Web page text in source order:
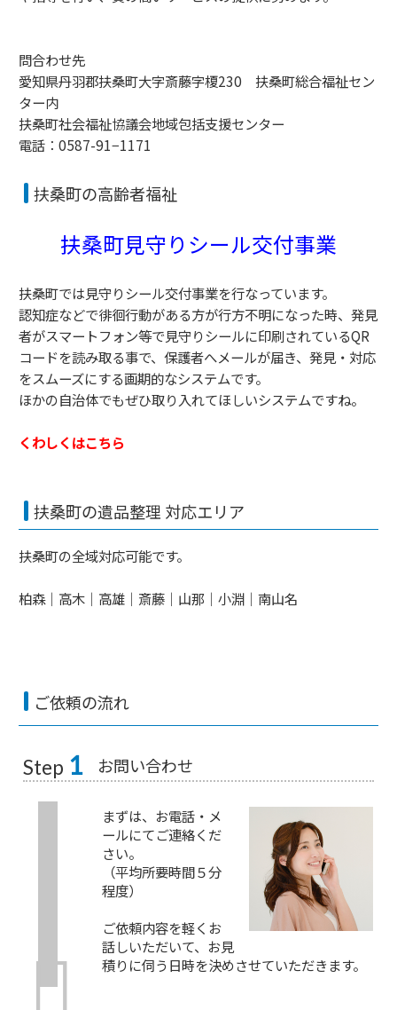
問合わせ先
愛知県丹羽郡扶桑町大字斎藤字榎230 扶桑町総合福祉セン
ター内
扶桑町社会福祉協議会地域包括支援センター
電話：0587-91−1171
扶桑町の高齢者福祉
扶桑町見守りシール交付事業
扶桑町では見守りシール交付事業を行なっています。
認知症などで徘徊行動がある方が行方不明になった時、発見
者がスマートフォン等で見守りシールに印刷されているQR
コードを読み取る事で、保護者へメールが届き、発見・対応
をスムーズにする画期的なシステムです。
ほかの自治体でもぜひ取り入れてほしいシステムですね。
くわしくはこちら
扶桑町の遺品整理 対応エリア
扶桑町の全域対応可能です。
柏森｜高木｜高雄｜斎藤｜山那｜小淵｜南山名
ご依頼の流れ
Step 1 お問い合わせ
まずは、お電話・メ
ールにてご連絡くだ
さい。
（平均所要時間５分
程度）
ご依頼内容を軽くお
話しいただいて、お見
積りに伺う日時を決めさせていただきます。